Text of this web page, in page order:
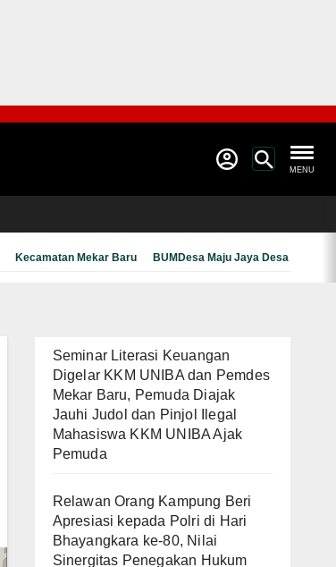
MENU
Kecamatan Mekar Baru BUMDesa Maju Jaya Desa Waliwis
Seminar Literasi Keuangan
Digelar KKM UNIBA dan Pemdes
Mekar Baru, Pemuda Diajak
Jauhi Judol dan Pinjol Ilegal
Mahasiswa KKM UNIBA Ajak
Pemuda
Relawan Orang Kampung Beri
Apresiasi kepada Polri di Hari
Bhayangkara ke-80, Nilai
Sinergitas Penegakan Hukum